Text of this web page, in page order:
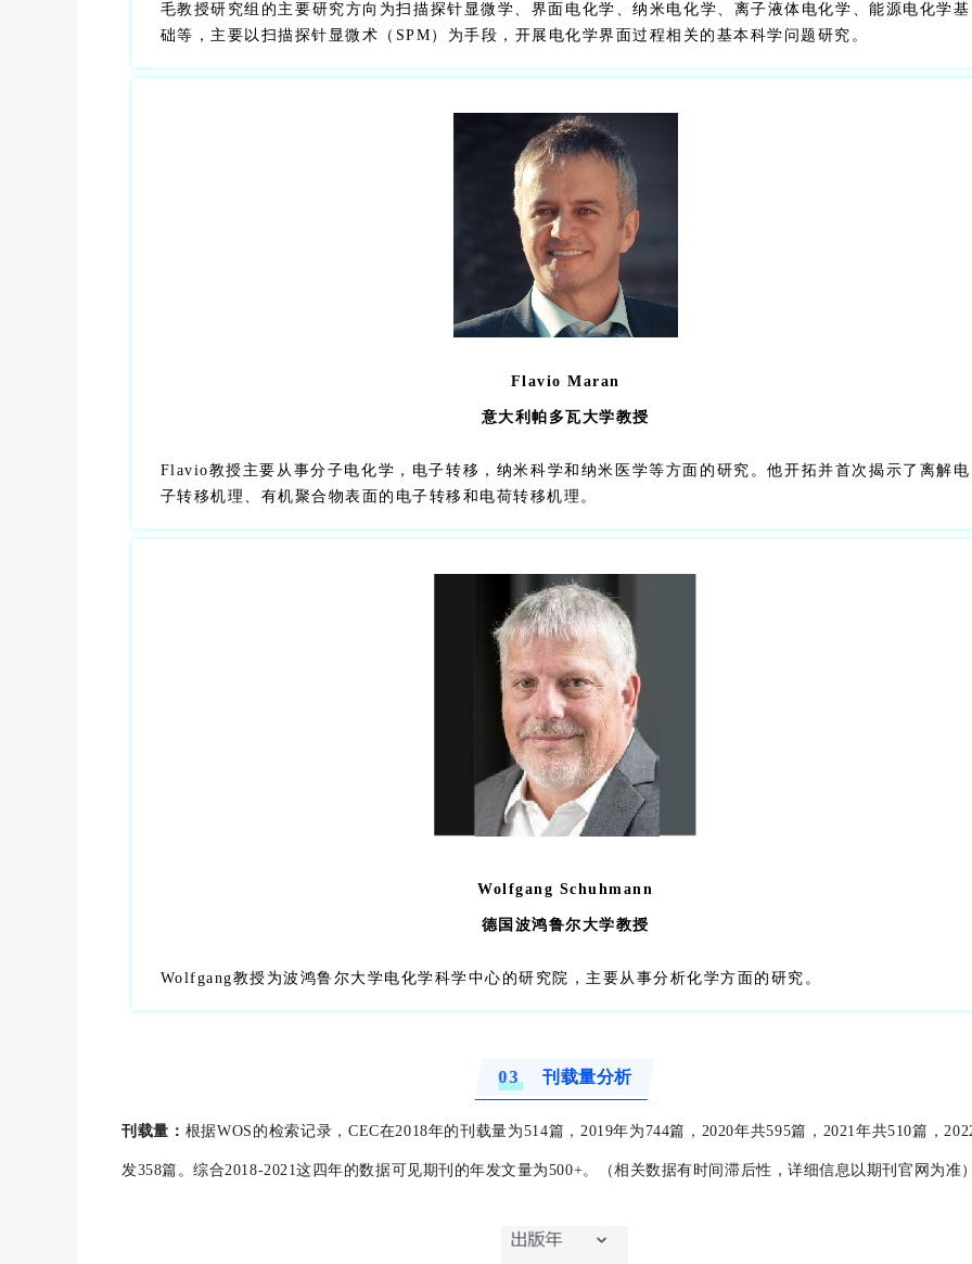
毛教授研究组的主要研究方向为扫描探针显微学、界面电化学、纳米电化学、离子液体电化学、能源电化学基
础等，主要以扫描探针显微术（SPM）为手段，开展电化学界面过程相关的基本科学问题研究。
Flavio Maran
意大利帕多瓦大学教授
Flavio教授主要从事分子电化学，电子转移，纳米科学和纳米医学等方面的研究。他开拓并首次揭示了离解电
子转移机理、有机聚合物表面的电子转移和电荷转移机理。
Wolfgang Schuhmann
德国波鸿鲁尔大学教授
Wolfgang教授为波鸿鲁尔大学电化学科学中心的研究院，主要从事分析化学方面的研究。
03 刊载量分析
刊载量： 根据WOS的检索记录，CEC在2018年的刊载量为514篇，2019年为744篇，2020年共595篇，2021年共510篇，
发358篇。综合2018-2021这四年的数据可见期刊的年发文量为500+。（相关数据有时间滞后性，详细信息以期刊官网为准）